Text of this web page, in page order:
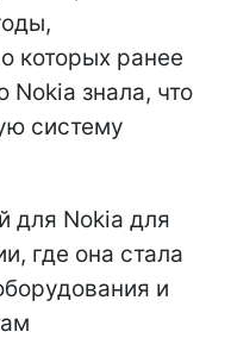
которых ранее
Nokia знала, что
систему
для Nokia для
где она стала
и